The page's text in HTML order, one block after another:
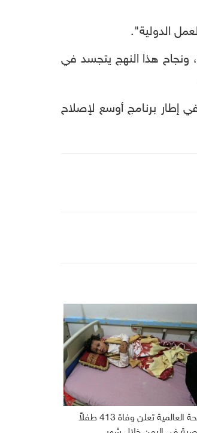
الدولية".
ونجاح هذا النهج يتجسد في
إطار برنامج أوسع لإصلاح
الصحة العالمية تعلن وفاة 413 طفلاً